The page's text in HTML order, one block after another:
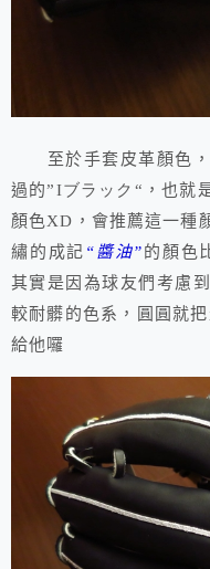
至於手套皮革顏色，
過的”Iブラック “，也就
顏色XD，會推薦這一種
繡的成記 “醬油”的顏色
其實是因為球友們考慮
較耐髒的色系，圓圓就
給他囉